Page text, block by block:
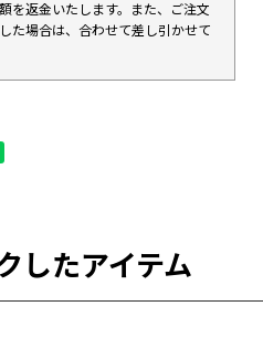
を返金いたします。また、ご注文
た場合は、合わせて差し引かせて
したアイテム